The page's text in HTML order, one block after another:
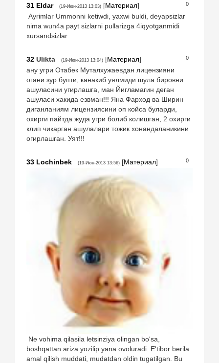
0
31 Eldar (19-Июн-2013 13:03) [Материал]
Ayrimlar Ummonni ketiwdi, yaxwi buldi, deyapsizlar
nima wun4a payt sizlarni pullarizga 4iqyotganmidi
xursandsizlar
0
32 Ulikta (19-Июн-2013 13:04) [Материал]
ану угри Отабек Муталхужаевдан лицензияни
огани зур бупти, канакиб уялмиди шула бировни
ашуласини угирлашга, ман Йигламагин деган
ашуласи хакида езвман!!! Яна Фарход ва Ширин
диганланиям лицензиясини оп койса буларди,
охирги пайтда жуда угри болиб колишган, 2 охирги
клип чикарган ашулалари тожик хонандаланикини
огирлашган. Уят!!!
0
33 Lochinbek (19-Июн-2013 13:56) [Материал]
Ne vohima qilasila letsinziya olingan bo'sa,
boshqattan ariza yozilip yana ovoluradi. E'tibor berila
amal qilish muddati, mudatdan oldin tugatilgan. Bu